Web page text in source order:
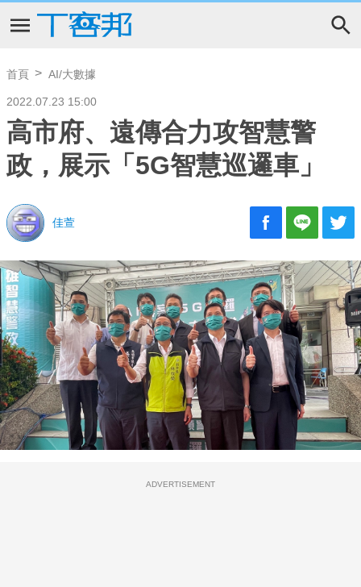
首頁 AI/大數據
2022.07.23 15:00
高市府、遠傳合力攻智慧警
政，展示「5G智慧巡邏車」
佳萱
ADVERTISEMENT